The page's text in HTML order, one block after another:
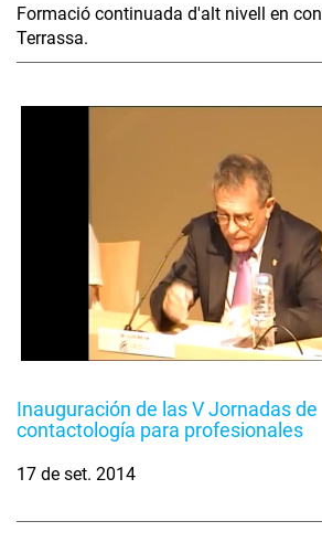
Formació continuada d'alt nivell en
Terrassa.
Inauguración de las V Jornadas de
contactología para profesionales
17 de set. 2014